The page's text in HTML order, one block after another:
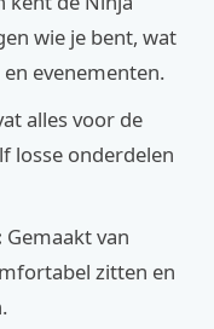
wie je bent, wat
evenementen.
alles voor de
losse onderdelen
Gemaakt van
zitten en